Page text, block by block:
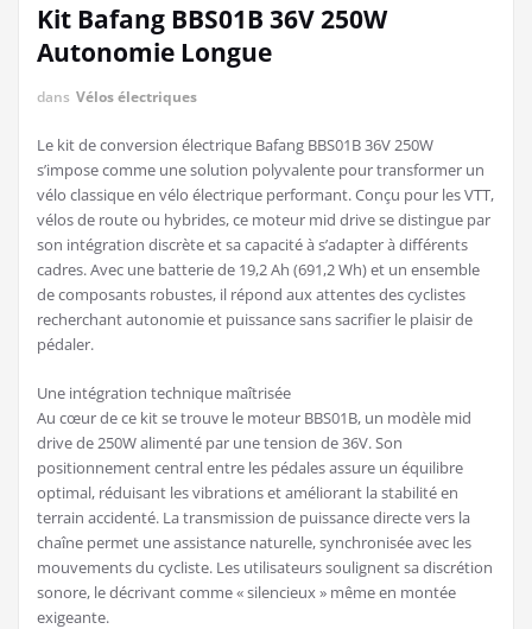
Kit Bafang BBS01B 36V 250W
Autonomie Longue
dans Vélos électriques
Le kit de conversion électrique Bafang BBS01B 36V 250W
s’impose comme une solution polyvalente pour transformer un
vélo classique en vélo électrique performant. Conçu pour les VTT,
vélos de route ou hybrides, ce moteur mid drive se distingue par
son intégration discrète et sa capacité à s’adapter à différents
cadres. Avec une batterie de 19,2 Ah (691,2 Wh) et un ensemble
de composants robustes, il répond aux attentes des cyclistes
recherchant autonomie et puissance sans sacrifier le plaisir de
pédaler.
Une intégration technique maîtrisée
Au cœur de ce kit se trouve le moteur BBS01B, un modèle mid
drive de 250W alimenté par une tension de 36V. Son
positionnement central entre les pédales assure un équilibre
optimal, réduisant les vibrations et améliorant la stabilité en
terrain accidenté. La transmission de puissance directe vers la
chaîne permet une assistance naturelle, synchronisée avec les
mouvements du cycliste. Les utilisateurs soulignent sa discrétion
sonore, le décrivant comme « silencieux » même en montée
exigeante.